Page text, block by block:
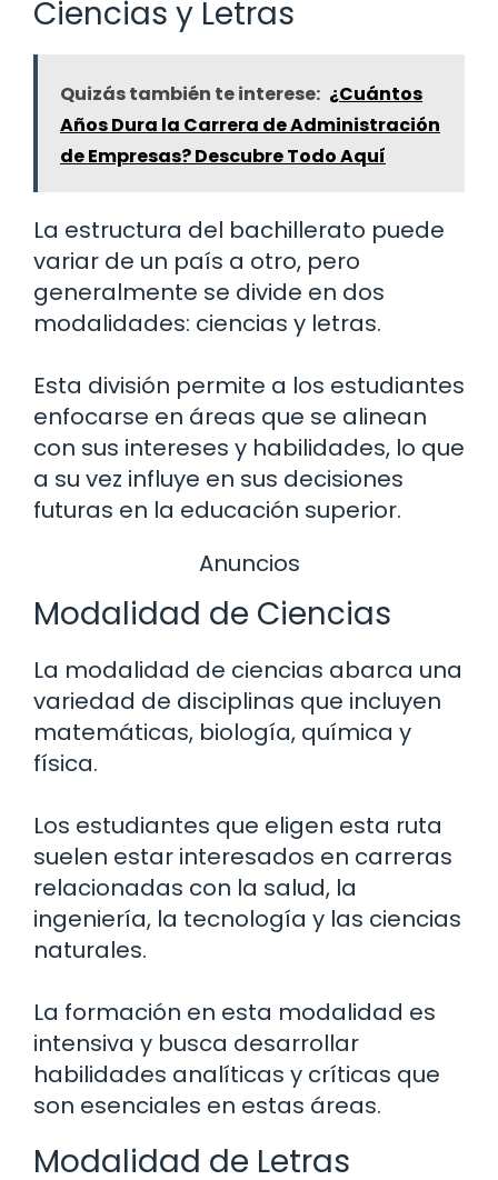
Ciencias y Letras
Quizás también te interese: ¿Cuántos
Años Dura la Carrera de Administración
de Empresas? Descubre Todo Aquí
La estructura del bachillerato puede
variar de un país a otro, pero
generalmente se divide en dos
modalidades: ciencias y letras.
Esta división permite a los estudiantes
enfocarse en áreas que se alinean
con sus intereses y habilidades, lo que
a su vez influye en sus decisiones
futuras en la educación superior.
Anuncios
Modalidad de Ciencias
La modalidad de ciencias abarca una
variedad de disciplinas que incluyen
matemáticas, biología, química y
física.
Los estudiantes que eligen esta ruta
suelen estar interesados en carreras
relacionadas con la salud, la
ingeniería, la tecnología y las ciencias
naturales.
La formación en esta modalidad es
intensiva y busca desarrollar
habilidades analíticas y críticas que
son esenciales en estas áreas.
Modalidad de Letras